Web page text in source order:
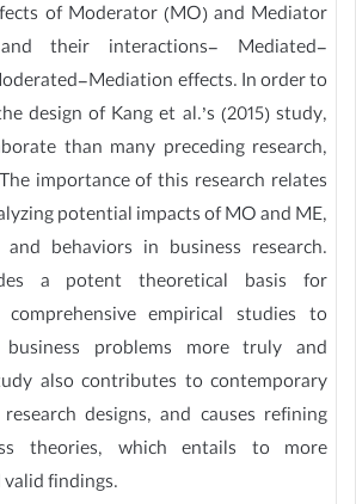
of Moderator (MO) and Mediator
their interactions- Mediated-
Mediation effects. In order to
design of Kang et al.’s (2015) study,
than many preceding research,
importance of this research relates
potential impacts of MO and ME,
behaviors in business research.
a potent theoretical basis for
empirical studies to
business problems more truly and
also contributes to contemporary
designs, and causes refining
theories, which entails to more
findings.